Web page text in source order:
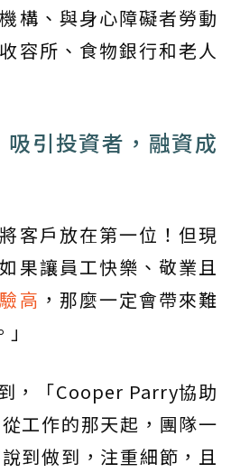
構、與身心障礙者勞動
容所、食物銀行和老人
引投資者，融資成
客戶放在第一位！但現
果讓員工快樂、敬業且
高 ，那麼一定會帶來難
，「Cooper Parry協助
工作的那天起，團隊一
到做到，注重細節，且